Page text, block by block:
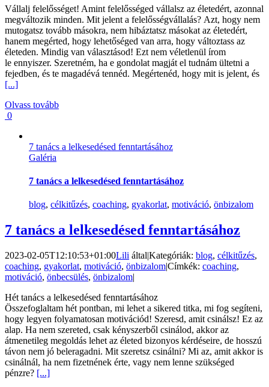
Vállalj felelősséget! Amint felelősséged vállalsz az életedért, azonnal
megváltozik minden. Mit jelent a felelősségvállalás? Azt, hogy nem
mutogatsz tovább másokra, nem hibáztatsz másokat az életedért,
hanem megérted, hogy lehetőséged van arra, hogy változtass az
életeden. Mindig van választásod! Ezt nem véletlenül írom
le ennyiszer. Szeretném, ha e gondolat magját el tudnám ültetni a
fejedben, és te magadévá tennéd. Megértenéd, hogy mit is jelent, és
[...]
Olvass tovább
0
7 tanács a lelkesedésed fenntartásához
Galéria
7 tanács a lelkesedésed fenntartásához
blog, célkitűzés, coaching, gyakorlat, motiváció, önbizalom
7 tanács a lelkesedésed fenntartásához
2023-02-05T12:10:53+01:00Lili által|Kategóriák: blog, célkitűzés,
coaching, gyakorlat, motiváció, önbizalom|Címkék: coaching,
motiváció, önbecsülés, önbizalom|
Hét tanács a lelkesedésed fenntartásához
Összefoglaltam hét pontban, mi lehet a sikered titka, mi fog segíteni,
hogy legyen folyamatosan motivációd! Szeresd, amit csinálsz! Ez az
alap. Ha nem szereted, csak kényszerből csinálod, akkor az
átmenetileg megoldás lehet az életed bizonyos kérdéseire, de hosszú
távon nem jó beleragadni. Mit szeretsz csinálni? Mi az, amit akkor is
csinálnál, ha nem fizetnének érte, vagy nem lenne szükséged
pénzre? [...]